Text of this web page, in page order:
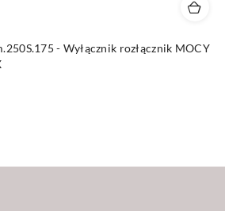
- Wyłącznik rozłącznik MOCY